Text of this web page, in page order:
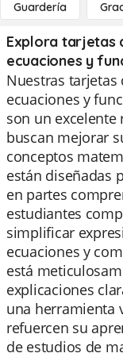
Guardería
Explora tarjetas
ecuaciones y
Nuestras tarjetas
ecuaciones y
son un
buscan mejorar
conceptos
están diseñadas
en partes
estudiantes
simplificar
ecuaciones y
está
explicaciones
una herramienta
refuercen su
de estudios de